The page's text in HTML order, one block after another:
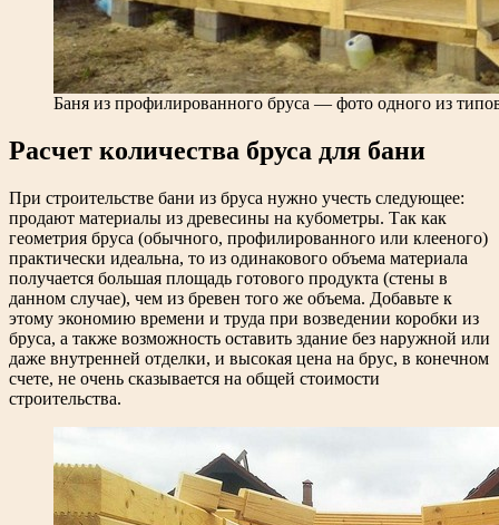
Баня из профилированного бруса — фото одного из
Расчет количества бруса для бани
При строительстве бани из бруса нужно учесть следующее:
продают материалы из древесины на кубометры. Так как
геометрия бруса (обычного, профилированного или клееного)
практически идеальна, то из одинакового объема материала
получается большая площадь готового продукта (стены в
данном случае), чем из бревен того же объема. Добавьте к
этому экономию времени и труда при возведении коробки из
бруса, а также возможность оставить здание без наружной или
даже внутренней отделки, и высокая цена на брус, в конечном
счете, не очень сказывается на общей стоимости
строительства.